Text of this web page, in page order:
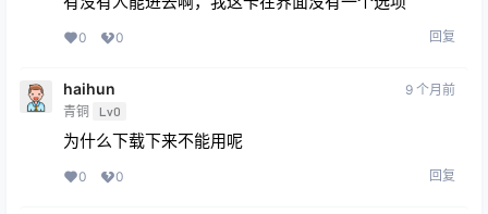
0 0 回复
haihun
青铜 Lv0
9 个月前
为什么下载下来不能用呢
0 0 回复